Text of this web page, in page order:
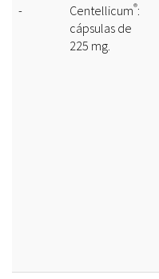
-
Centellicum®:
cápsulas de
225 mg.